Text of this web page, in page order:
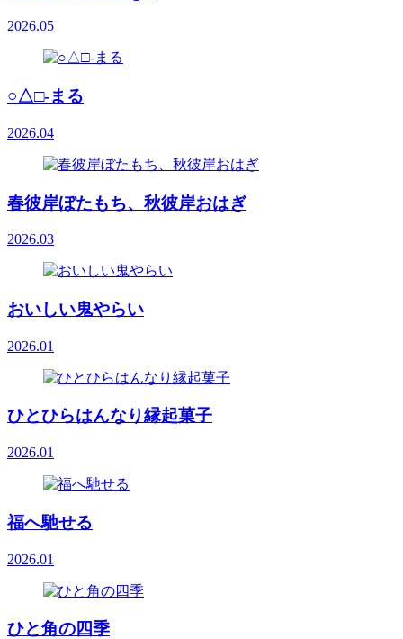
2026.05
○△□-まる
2026.04
春彼岸ぼたもち、秋彼岸おはぎ
2026.03
おいしい鬼やらい
2026.01
ひとひらはんなり縁起菓子
2026.01
福へ馳せる
2026.01
ひと角の四季